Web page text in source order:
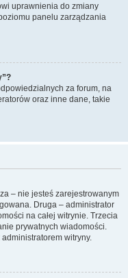
uprawnienia do zmiany
panelu zarządzania
za forum, na
oraz inne dane, takie
– nie jesteś zarejestrowanym
Druga – administrator
na całej witrynie. Trzecia
prywatnych wiadomości.
witryny.